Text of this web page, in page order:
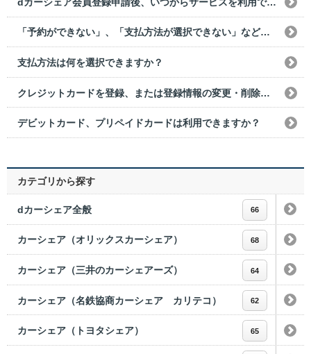
「予約ができない」、「支払方法が選択できない」などエラーが発生した場合はどうすればいいですか？
支払方法は何を選択できますか？
クレジットカードを登録、または登録情報の変更・削除をしたい場合はどうすればいいですか？
デビットカード、プリペイドカードは利用できますか？
カテゴリから探す
dカーシェア全般 66
カーシェア（オリックスカーシェア） 68
カーシェア（三井のカーシェアーズ） 64
カーシェア（名鉄協商カーシェア カリテコ） 62
カーシェア（トヨタシェア） 65